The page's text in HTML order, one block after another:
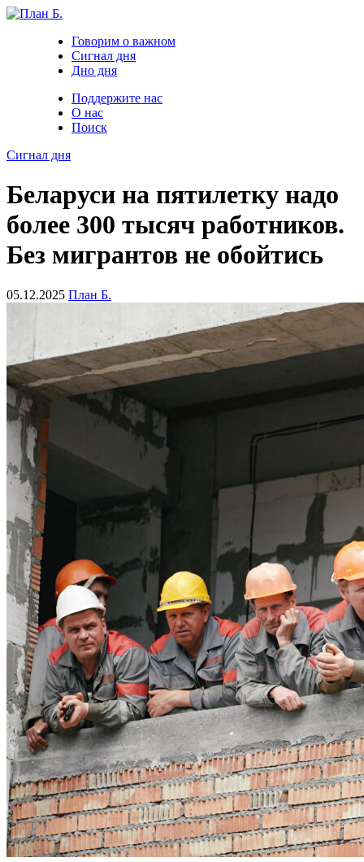
Говорим о важном
Сигнал дня
Дно дня
Поддержите нас
О нас
Поиск
Сигнал дня
Беларуси на пятилетку надо
более 300 тысяч работников.
Без мигрантов не обойтись
05.12.2025 План Б.